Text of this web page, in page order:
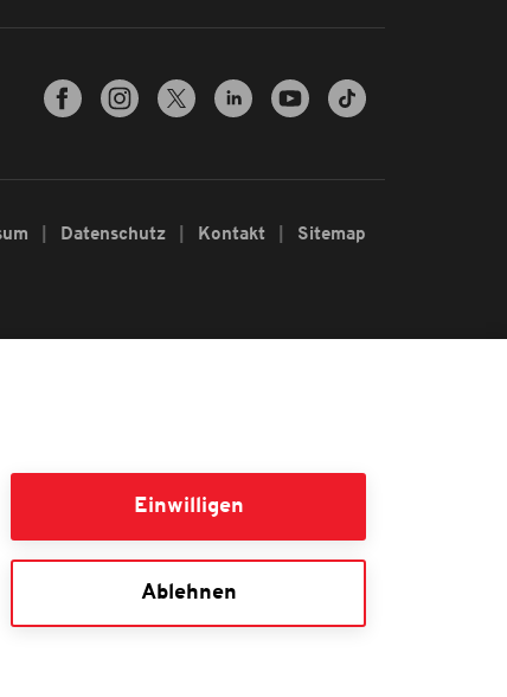
Datenschutz Kontakt Sitemap
Einwilligen
Ablehnen